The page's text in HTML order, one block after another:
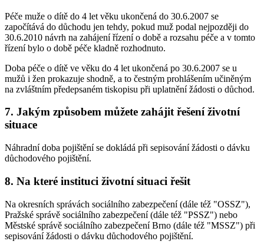
Péče muže o dítě do 4 let věku ukončená do 30.6.2007 se
započítává do důchodu jen tehdy, pokud muž podal nejpozději do
30.6.2010 návrh na zahájení řízení o době a rozsahu péče a v tomto
řízení bylo o době péče kladně rozhodnuto.
Doba péče o dítě ve věku do 4 let ukončená po 30.6.2007 se u
mužů i žen prokazuje shodně, a to čestným prohlášením učiněným
na zvláštním předepsaném tiskopisu při uplatnění žádosti o důchod.
7. Jakým způsobem můžete zahájit řešení životní
situace
Náhradní doba pojištění se dokládá při sepisování žádosti o dávku
důchodového pojištění.
8. Na které instituci životní situaci řešit
Na okresních správách sociálního zabezpečení (dále též "OSSZ"),
Pražské správě sociálního zabezpečení (dále též "PSSZ") nebo
Městské správě sociálního zabezpečení Brno (dále též "MSSZ") při
sepisování žádosti o dávku důchodového pojištění.